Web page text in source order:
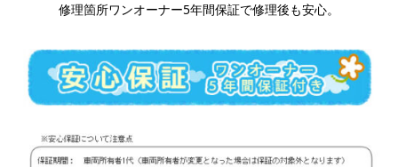
修理箇所ワンオーナー5年間保証で修理後も安心。